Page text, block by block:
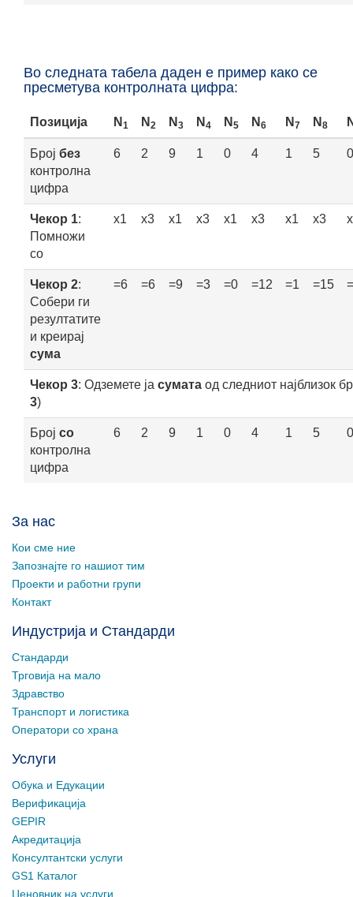
Во следната табела даден е пример како се
пресметува контролната цифра:
Позиција N 1 N 2 N 3 N 4 N 5 N 6 N 7 N 8
Број без
контролна
цифра
6 2 9 1 0 4 1 5 0
Чекор 1:
Помножи
со
x1 x3 x1 x3 x1 x3 x1 x3
Чекор 2:
Собери ги
резултатите
и креирај
сума
=6 =6 =9 =3 =0 =12 =1 =15
Чекор 3: Одземете ја сумата од следниот најблизок
3)
Број со
контролна
цифра
6 2 9 1 0 4 1 5 0
За нас
Кои сме ние
Запознајте го нашиот тим
Проекти и работни групи
Контакт
Индустрија и Стандарди
Стандарди
Трговија на мало
Здравство
Транспорт и логистика
Оператори со храна
Услуги
Обука и Едукации
Верификација
GEPIR
Акредитација
Консултантски услуги
GS1 Каталог
Ценовник на услуги